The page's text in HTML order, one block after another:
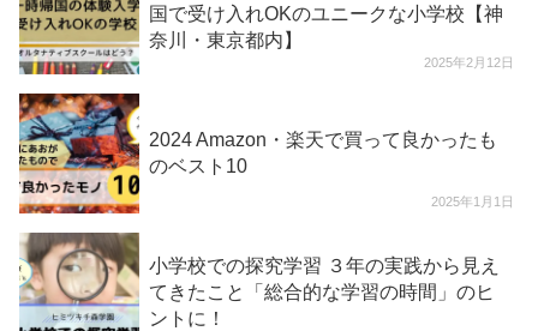
2025年2月12日
国で受け入れOKのユニークな小学校【神
奈川・東京都内】
2025年1月1日
2024 Amazon・楽天で買って良かったも
のベスト10
小学校での探究学習 ３年の実践から見え
てきたこと「総合的な学習の時間」のヒ
ントに！